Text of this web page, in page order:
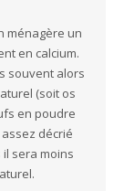
ménagère un
en calcium.
souvent alors
(soit os
en poudre
décrié
il sera moins